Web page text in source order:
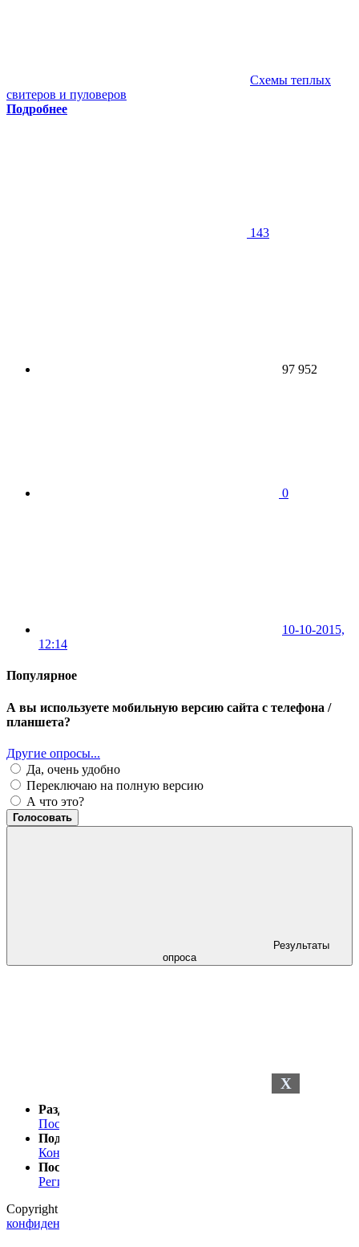
X
Схемы теплых
свитеров и пуловеров
Подробнее
143
97 952
0
10-10-2015,
12:14
Популярное
А вы используете мобильную версию сайта с телефона /
планшета?
Другие опросы...
Да, очень удобно
Переключаю на полную версию
А что это?
Голосовать
Результаты
опроса
Разделы сайта
Последние новости
Поддержка
Контакты
Посетителю
Регистрация
Copyright © 2024
конфиденциальности